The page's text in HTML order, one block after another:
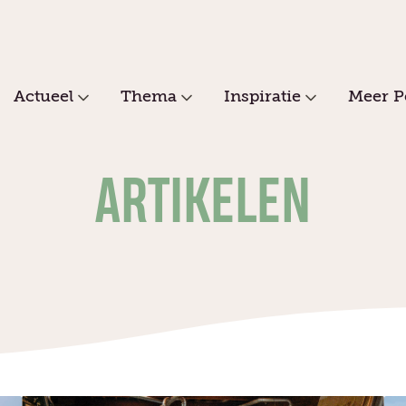
Actueel Thema Inspiratie Meer
ARTIKELEN